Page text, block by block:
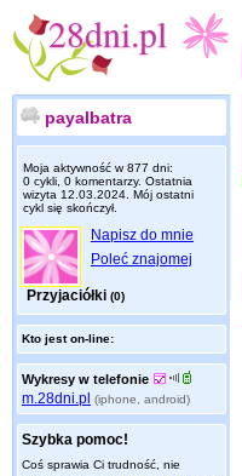
payalbatra
Moja aktywność w 877 dni:
0 cykli, 0 komentarzy. Ostatnia
wizyta 12.03.2024 . Mój ostatni
cykl się skończył.
Napisz do mnie
Poleć znajomej
Przyjaciółki (0)
Kto jest on-line:
Wykresy w telefonie
m.28dni.pl (iphone, android)
Szybka pomoc!
Coś sprawia Ci trudność, nie